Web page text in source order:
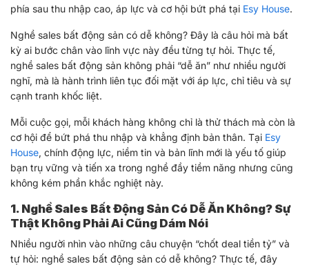
phía sau thu nhập cao, áp lực và cơ hội bứt phá tại Esy House.
Nghề sales bất động sản có dễ không? Đây là câu hỏi mà bất
kỳ ai bước chân vào lĩnh vực này đều từng tự hỏi. Thực tế,
nghề sales bất động sản không phải “dễ ăn” như nhiều người
nghĩ, mà là hành trình liên tục đối mặt với áp lực, chỉ tiêu và sự
cạnh tranh khốc liệt.
Mỗi cuộc gọi, mỗi khách hàng không chỉ là thử thách mà còn là
cơ hội để bứt phá thu nhập và khẳng định bản thân. Tại Esy
House, chính động lực, niềm tin và bản lĩnh mới là yếu tố giúp
bạn trụ vững và tiến xa trong nghề đầy tiềm năng nhưng cũng
không kém phần khắc nghiệt này.
1. Nghề Sales Bất Động Sản Có Dễ Ăn Không? Sự
Thật Không Phải Ai Cũng Dám Nói
Nhiều người nhìn vào những câu chuyện “chốt deal tiền tỷ” và
tự hỏi: nghề sales bất động sản có dễ không? Thực tế, đây